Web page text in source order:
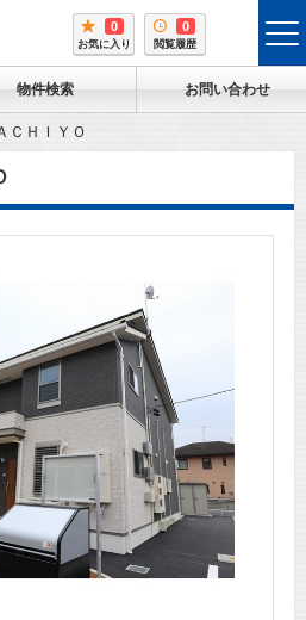
0
お気に入り
0
閲覧履歴
物件検索 お問い合わせ
ＣＨＩＹＯ